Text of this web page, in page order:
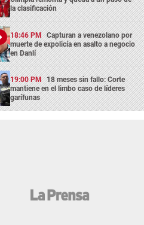
la clasificación
18:46 PM Capturan a venezolano por
muerte de expolicía en asalto a negocio
en Danlí
19:00 PM 18 meses sin fallo: Corte
mantiene en el limbo caso de líderes
garífunas